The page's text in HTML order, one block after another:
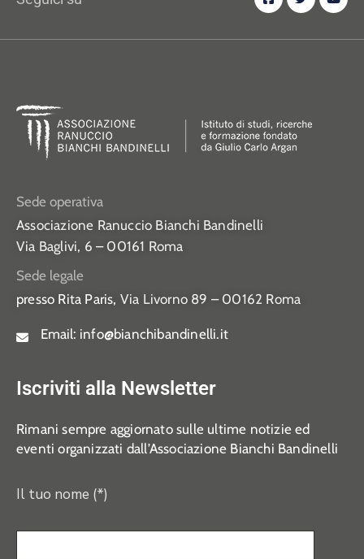
Sede operativa
Associazione Ranuccio Bianchi Bandinelli
Via Baglivi, 6 – 00161 Roma
Sede legale
presso Rita Paris, Via Livorno 89 – 00162 Roma
Email: info@bianchibandinelli.it
Iscriviti alla Newsletter
Rimani sempre aggiornato sulle ultime notizie ed
eventi organizzati dall’Associazione Bianchi Bandinelli
Il tuo nome (*)